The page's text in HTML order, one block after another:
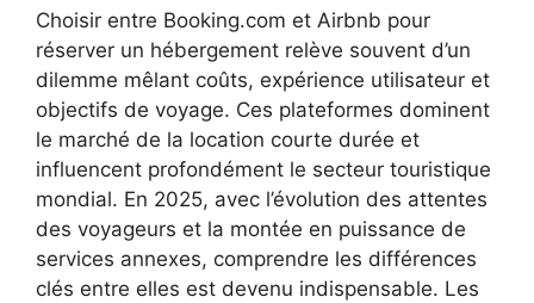
Choisir entre Booking.com et Airbnb pour
réserver un hébergement relève souvent d’un
dilemme mêlant coûts, expérience utilisateur et
objectifs de voyage. Ces plateformes dominent
le marché de la location courte durée et
influencent profondément le secteur touristique
mondial. En 2025, avec l’évolution des attentes
des voyageurs et la montée en puissance de
services annexes, comprendre les différences
clés entre elles est devenu indispensable. Les